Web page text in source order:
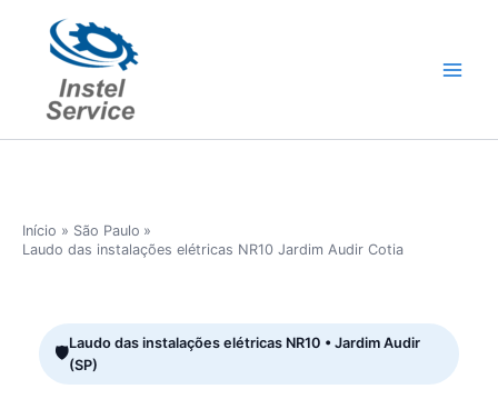
conteúdo
Início
São Paulo
Laudo das instalações elétricas NR10 Jardim Audir Cotia
Laudo das instalações elétricas NR10 • Jardim Audir
(SP)